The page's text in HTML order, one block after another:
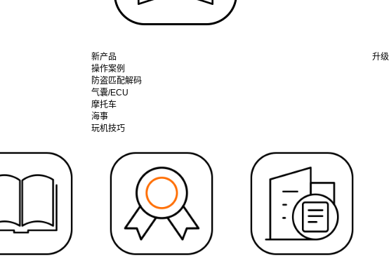
新产品
升
操作案例
防盗匹配解码
气囊/ECU
摩托车
海事
玩机技巧